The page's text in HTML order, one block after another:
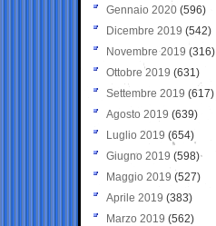
Gennaio 2020 (596)
Dicembre 2019 (542)
Novembre 2019 (316)
Ottobre 2019 (631)
Settembre 2019 (617)
Agosto 2019 (639)
Luglio 2019 (654)
Giugno 2019 (598)
Maggio 2019 (527)
Aprile 2019 (383)
Marzo 2019 (562)